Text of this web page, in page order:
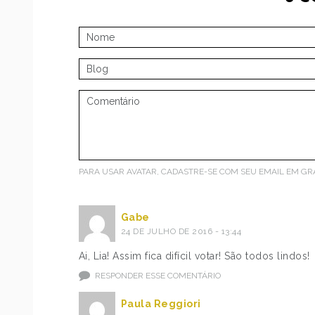
PARA USAR AVATAR, CADASTRE-SE COM SEU EMAIL EM
Gabe
24 DE JULHO DE 2016 - 13:44
Ai, Lia! Assim fica difícil votar! São todos lindos!
RESPONDER ESSE COMENTÁRIO
Paula Reggiori